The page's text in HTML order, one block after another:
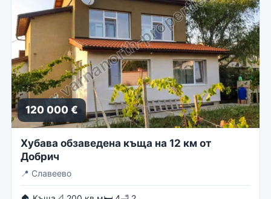
120 000 €
Хубава обзаведена къща на 12 км от
Добрич
📍 Славеево